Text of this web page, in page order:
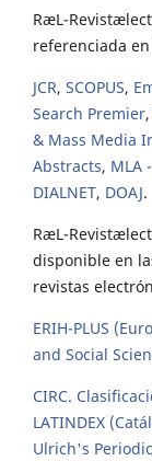
RæL-
referenciada
JCR, SCOPUS,
Search Premier,
& Mass Media
Abstracts, MLA
DIALNET, DOAJ.
RæL-
disponible en
revistas
ERIH-PLUS
and Social
CIRC.
LATINDEX
Ulrich's